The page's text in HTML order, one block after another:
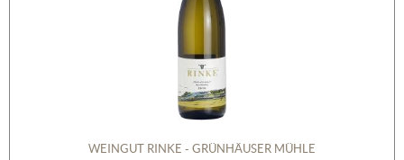
WEINGUT RINKE - GRÜNHÄUSER MÜHLE